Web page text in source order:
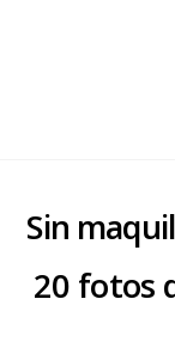
Sin
20 fotos